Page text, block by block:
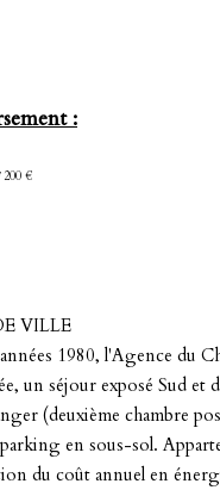
:
200 €
VILLE
1980, l'Agence du
un séjour exposé Sud et
(deuxième chambre
en sous-sol.
du coût annuel en